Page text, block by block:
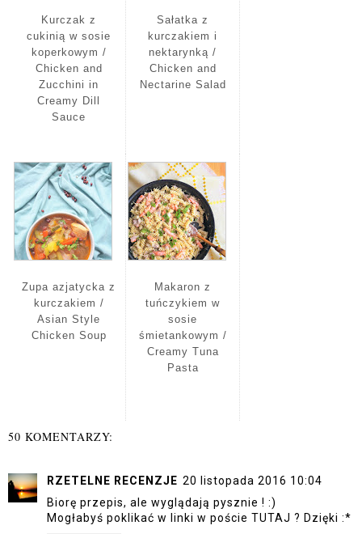
Kurczak z
cukinią w sosie
koperkowym /
Chicken and
Zucchini in
Creamy Dill
Sauce
Sałatka z
kurczakiem i
nektarynką /
Chicken and
Nectarine Salad
Zupa azjatycka z
kurczakiem /
Asian Style
Chicken Soup
Makaron z
tuńczykiem w
sosie
śmietankowym /
Creamy Tuna
Pasta
50 KOMENTARZY:
RZETELNE RECENZJE 20 listopada 2016 10:04
Biorę przepis, ale wyglądają pysznie ! :)
Mogłabyś poklikać w linki w poście TUTAJ ? Dzięki :*